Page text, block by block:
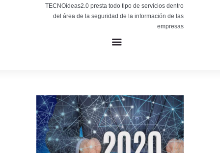
TECNOideas2.0 presta todo tipo de servicios dentro
del área de la seguridad de la información de las
empresas